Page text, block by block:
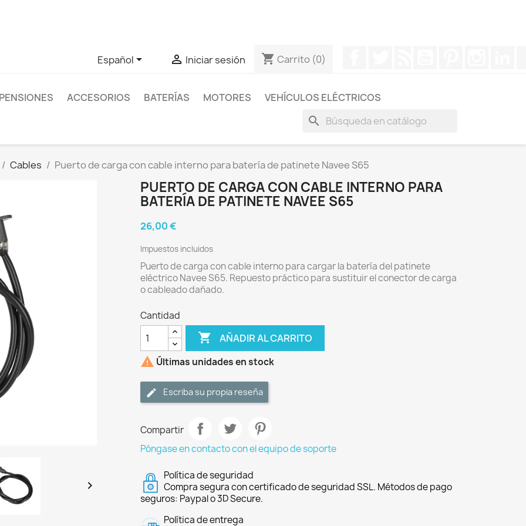
Español  Iniciar sesión shopping_cart Carrito (0)
ACCESORIOS BATERÍAS MOTORES VEHÍCULOS ELÉCTRICOS
search
Cables Puerto de carga con cable interno para batería de patinete Navee S65

PUERTO DE CARGA CON CABLE INTERNO PARA
BATERÍA DE PATINETE NAVEE S65
26,00 €
Impuestos incluidos
Puerto de carga con cable interno para cargar la batería del patinete
eléctrico Navee S65. Repuesto práctico para sustituir el conector de carga
o cableado dañado.
Cantidad
 AÑADIR AL CARRITO
 Últimas unidades en stock
Escriba su propia reseña
Compartir
Póngase en contacto con el equipo de soporte
Política de seguridad
Compra segura con certificado de seguridad SSL. Métodos de pago
seguros: Paypal o 3D Secure.
Política de entrega